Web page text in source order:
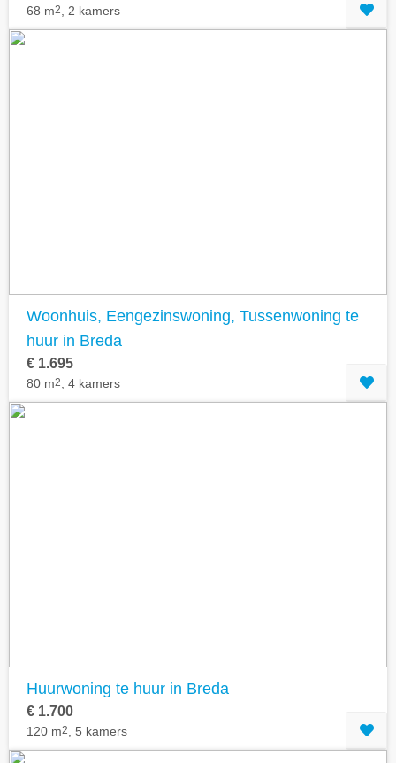
68 m2 , 2 kamers
Woonhuis, Eengezinswoning, Tussenwoning te
huur in Breda
€ 1.695
80 m2 , 4 kamers
Huurwoning te huur in Breda
€ 1.700
120 m2 , 5 kamers